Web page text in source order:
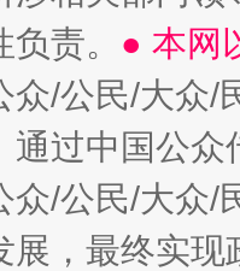
责。 ● 本网
众/公民/大众
通过中国公
众/公民/大众
展，最终实